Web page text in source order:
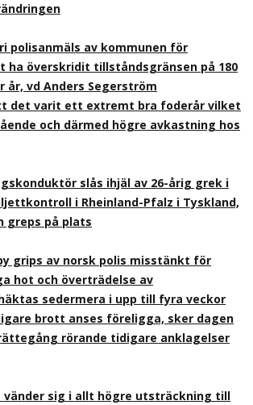
polisanmäls av kommunen för
överskridit tillståndsgränsen på 180
år, vd Anders Segerström
det varit ett extremt bra foderår vilket
och därmed högre avkastning hos
slås ihjäl av 26-årig grek i
i Rheinland-Pfalz i Tyskland,
greps på plats
grips av norsk polis misstänkt för
hot och överträdelse av
sedermera i upp till fyra veckor
brott anses föreligga, sker dagen
rörande tidigare anklagelser
vänder sig i allt högre utsträckning till